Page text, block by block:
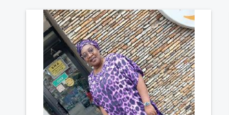
authentiques et les
conversations profondes. De
plus, je suis toujours prêt à aider
et à soutenir ceux qui en ont
besoin. J'espère que cela vous
donne un aperçu de qui je suis !
J’aime beaucoup cette idée de «